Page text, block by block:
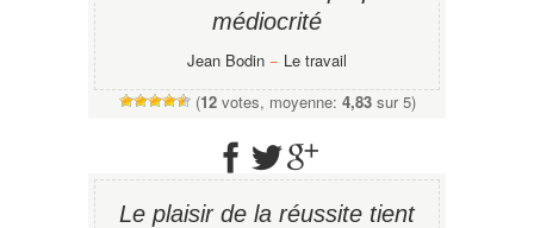
médiocrité
Jean Bodin − Le travail
(12votes, moyenne: 4,83sur 5)
Le plaisir de la réussite tient